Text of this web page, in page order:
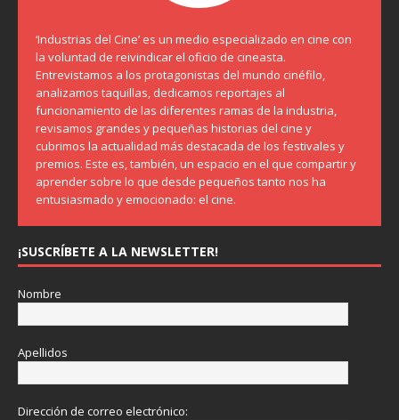
‘Industrias del Cine’ es un medio especializado en cine con
la voluntad de reivindicar el oficio de cineasta.
Entrevistamos a los protagonistas del mundo cinéfilo,
analizamos taquillas, dedicamos reportajes al
funcionamiento de las diferentes ramas de la industria,
revisamos grandes y pequeñas historias del cine y
cubrimos la actualidad más destacada de los festivales y
premios. Este es, también, un espacio en el que compartir y
aprender sobre lo que desde pequeños tanto nos ha
entusiasmado y emocionado: el cine.
¡SUSCRÍBETE A LA NEWSLETTER!
Nombre
Apellidos
Dirección de correo electrónico: